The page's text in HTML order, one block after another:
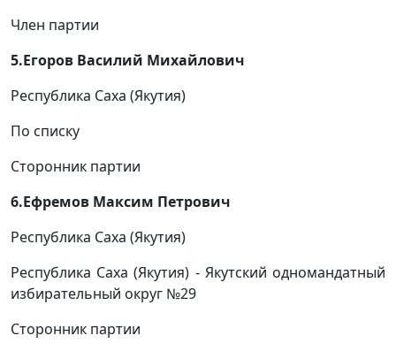
Член партии
5.Егоров Василий Михайлович
Республика Саха (Якутия)
По списку
Сторонник партии
6.Ефремов Максим Петрович
Республика Саха (Якутия)
Республика Саха (Якутия) - Якутский одномандатный
избирательный округ №29
Сторонник партии